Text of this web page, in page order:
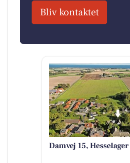
Bliv kontaktet
Damvej 15, Hesselager